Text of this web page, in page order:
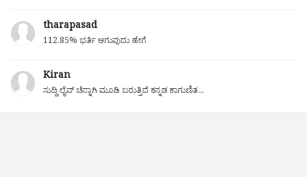
tharapasad
112.85% ಭರ್ತಿ ಆಗುವುದು ಹೇಗೆ
Kiran
ಸುದ್ದಿ ಲೈವ್ ಚೆನ್ನಾಗಿ ಮೂಡಿ ಬರುತ್ತಿದೆ ಕನ್ನಡ ಕಾಗುಣಿತ...